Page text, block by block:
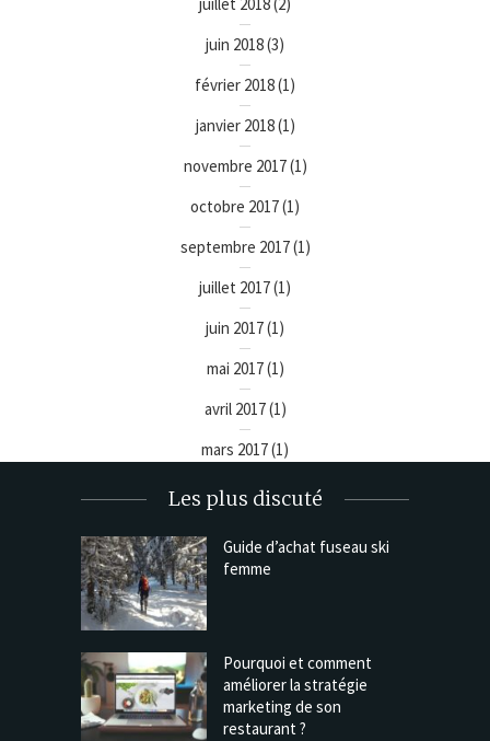
juin 2018(3)
février 2018(1)
janvier 2018(1)
novembre 2017(1)
octobre 2017(1)
septembre 2017(1)
juillet 2017(1)
juin 2017(1)
mai 2017(1)
avril 2017(1)
mars 2017(1)
Les plus discuté
Guide d’achat fuseau ski
femme
Pourquoi et comment
améliorer la stratégie
marketing de son
restaurant ?